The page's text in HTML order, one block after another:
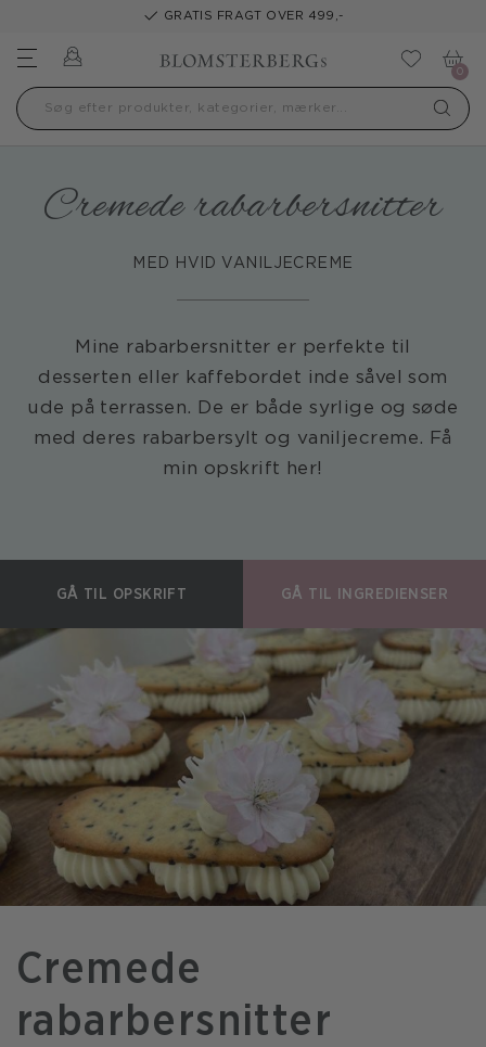
GRATIS FRAGT OVER 499,-
Log ind Tilføj
0
Cremede rabarbersnitter
MED HVID VANILJECREME
Mine rabarbersnitter er perfekte til
desserten eller kaffebordet inde såvel som
ude på terrassen. De er både syrlige og søde
med deres rabarbersylt og vaniljecreme. Få
min opskrift her!
GÅ TIL OPSKRIFT GÅ TIL INGREDIENSER
Cremede
rabarbersnitter